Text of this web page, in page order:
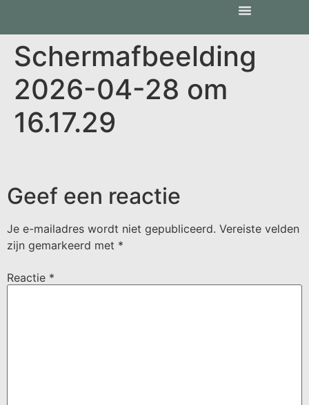
Scherm­afbeelding
2026-04-28 om
16.17.29
Geef een reactie
Je e-mailadres wordt niet gepubliceerd. Vereiste velden
zijn gemarkeerd met *
Reactie *